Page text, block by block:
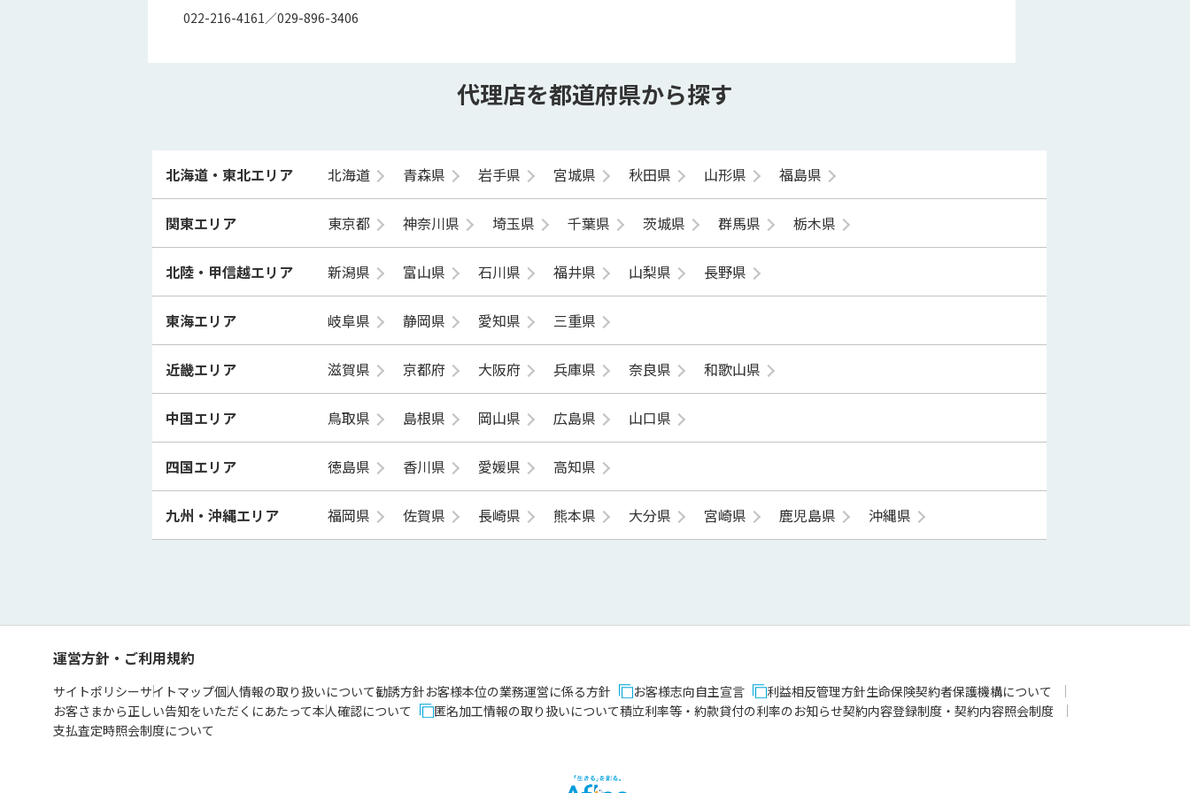
022-216-4161／029-896-3406
代理店を都道府県から探す
北海道・東北エリア 北海道 青森県 岩手県 宮城県 秋田県 山形県 福島県
関東エリア 東京都 神奈川県 埼玉県 千葉県 茨城県 群馬県 栃木県
北陸・甲信越エリア 新潟県 富山県 石川県 福井県 山梨県 長野県
東海エリア 岐阜県 静岡県 愛知県 三重県
近畿エリア 滋賀県 京都府 大阪府 兵庫県 奈良県 和歌山県
中国エリア 鳥取県 島根県 岡山県 広島県 山口県
四国エリア 徳島県 香川県 愛媛県 高知県
九州・沖縄エリア 福岡県 佐賀県 長崎県 熊本県 大分県 宮崎県 鹿児島県 沖縄県
運営方針・ご利用規約
サイトポリシーサイトマップ個人情報の取り扱いについて勧誘方針お客様本位の業務運営に係る方針 お客様志向自主宣言 利益相反管理方針生命保険契約者保護機構について
お客さまから正しい告知をいただくにあたって本人確認について 匿名加工情報の取り扱いについて積立利率等・約款貸付の利率のお知らせ契約内容登録制度・契約内容照会制度
支払査定時照会制度について